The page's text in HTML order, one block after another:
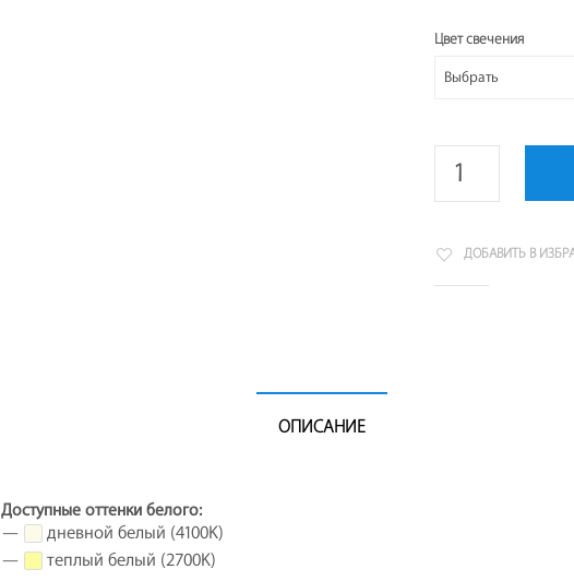
Цвет свечения
ДОБАВИТЬ В
ОПИСАНИЕ
Доступные оттенки белого:
—
дневной белый (4100K)
—
теплый белый (2700K)